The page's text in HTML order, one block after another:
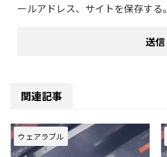
ールアドレス、サイトを保存する。
関連記事
ウェアラブル